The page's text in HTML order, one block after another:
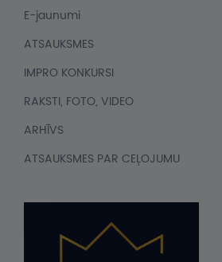
E-jaunumi
ATSAUKSMES
IMPRO KONKURSI
RAKSTI, FOTO, VIDEO
ARHĪVS
ATSAUKSMES PAR CEĻOJUMU